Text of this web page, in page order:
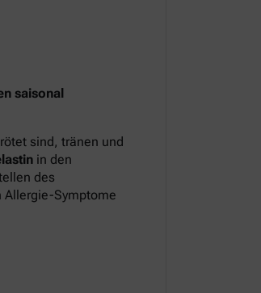
saisonal
sind, tränen und
in den
des
Allergie-Symptome